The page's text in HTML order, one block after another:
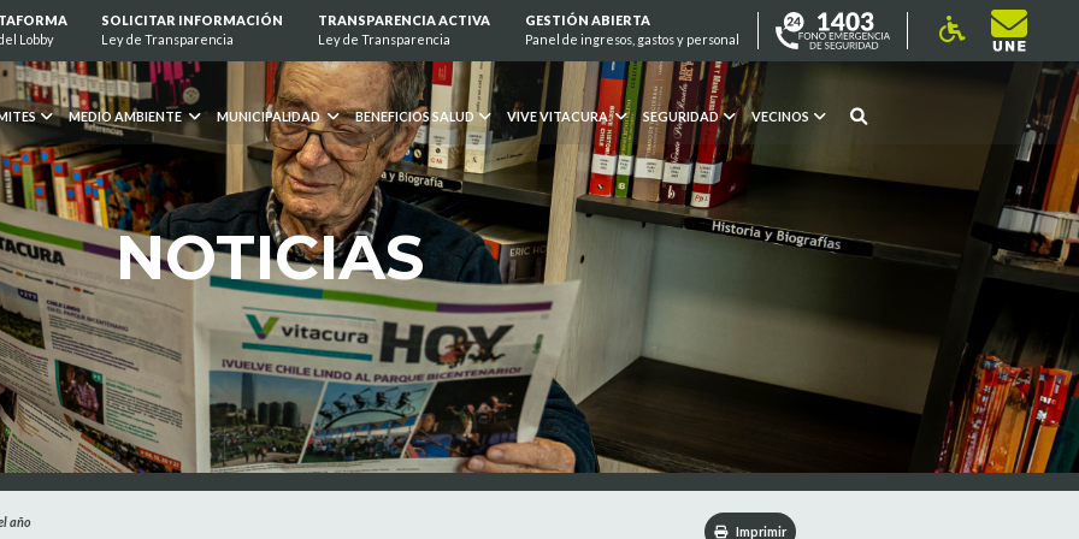
Lobby
SOLICITAR INFORMACIÓN
Ley de Transparencia
TRANSPARENCIA ACTIVA
Ley de Transparencia
GESTIÓN ABIERTA
Panel de ingresos, gastos y personal
MEDIO AMBIENTE MUNICIPALIDAD BENEFICIOS SALUD VIVE VITACURA SEGURIDAD VECINOS
NOTICIAS
año
Imprimir